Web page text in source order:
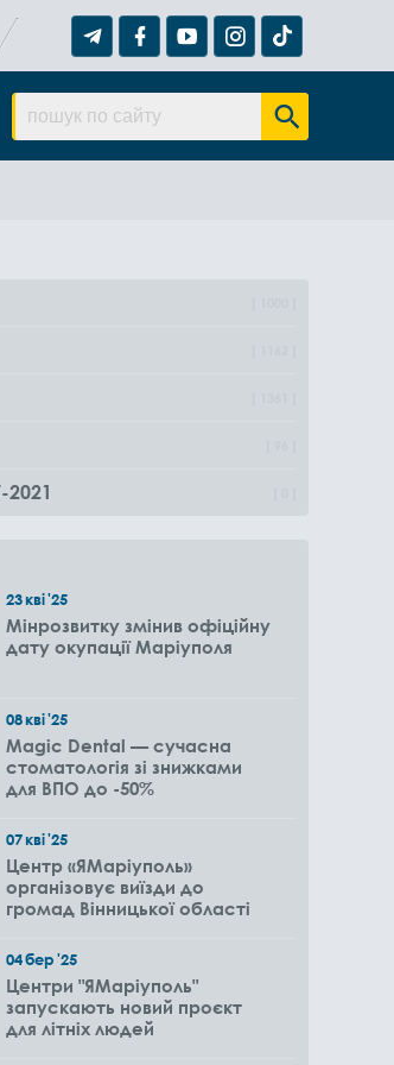
23кві'25
Мінрозвитку змінив офіційну
дату окупації Маріуполя
08кві'25
Magic Dental — сучасна
стоматологія зі знижками
для ВПО до -50%
07кві'25
Центр «ЯМаріуполь»
організовує виїзди до
громад Вінницької області
04бер'25
Центри "ЯМаріуполь"
запускають новий проєкт
для літніх людей